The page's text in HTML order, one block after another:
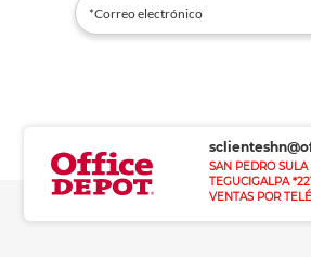
SAN PEDRO
TEGUCIGALPA
VENTAS POR